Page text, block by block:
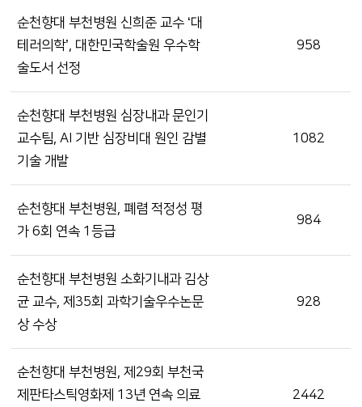
순천향대 부천병원 신희준 교수 ‘대
테러의학’, 대한민국학술원 우수학
술도서 선정
958
순천향대 부천병원 심장내과 문인기
교수팀, AI 기반 심장비대 원인 감별
기술 개발
1082
순천향대 부천병원, 폐렴 적정성 평
가 6회 연속 1등급
984
순천향대 부천병원 소화기내과 김상
균 교수, 제35회 과학기술우수논문
상 수상
928
순천향대 부천병원, 제29회 부천국
제판타스틱영화제 13년 연속 의료
2442